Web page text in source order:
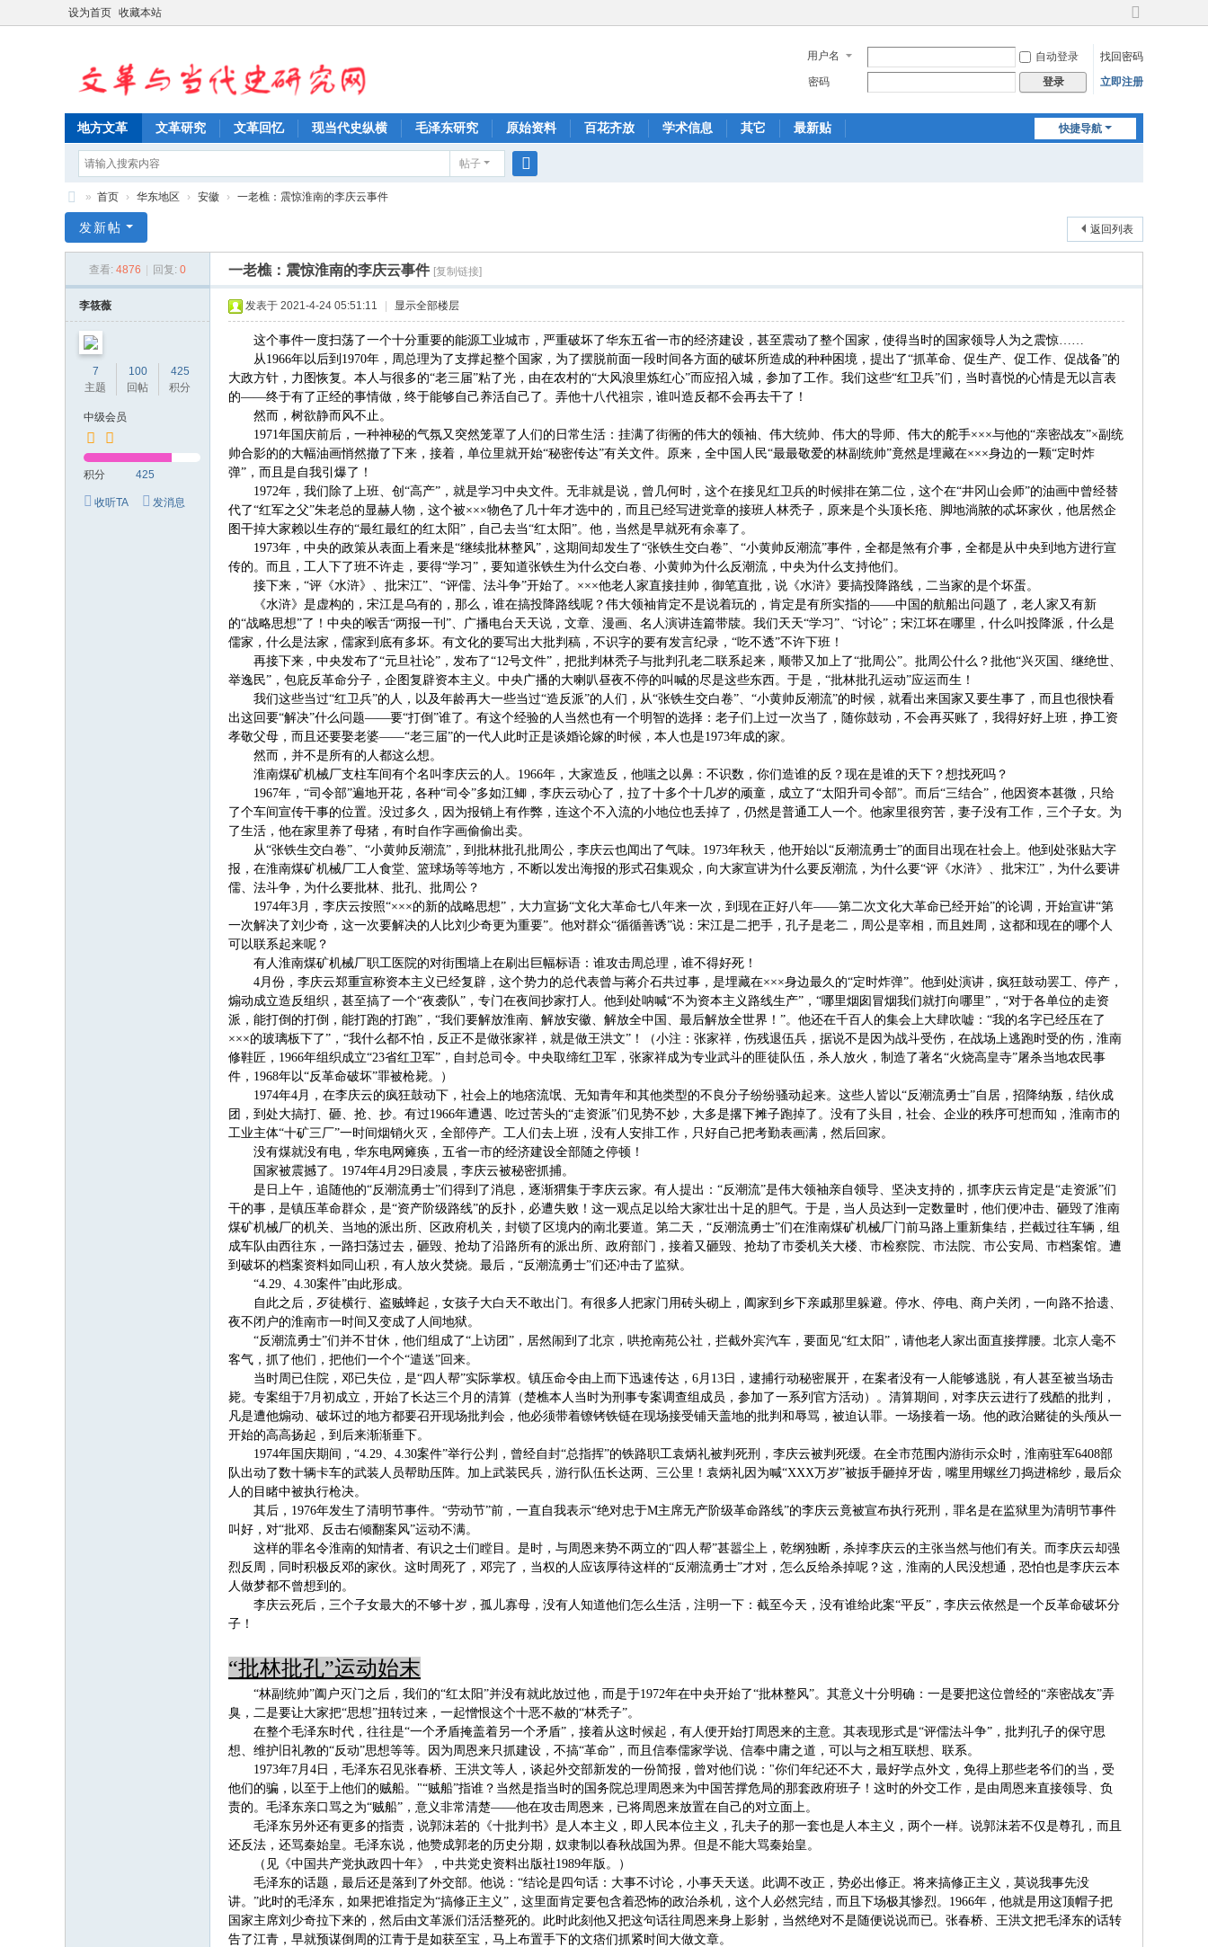
设为首页 收藏本站
切
到
宽
用户名 自动登录
找回密码
密码
登录 立即注册
快捷导航
地方文革 文革研究 文革回忆 现当代史纵横 毛泽东研究 原始资料 百花齐放 学术信息 其它 最新贴
帖子
革
» 首页 › 华东地区 › 安徽 › 一老樵：震惊淮南的李庆云事件
返回列表
发新帖
查看: 4876 回复: 0 一老樵：震惊淮南的李庆云事件 [复制链接]
李筱薇
7
主题
100
回帖
425
积分
中级会员
积分 425
收听TA 发消息
发表于 2021-4-24 05:51:11 显示全部楼层
这个事件一度扫荡了一个十分重要的能源工业城市，严重破坏了华东五省一市的经济建设，甚至震动了整个国家，使得当时的国家领导人为之震惊……
从1966年以后到1970年，周总理为了支撑起整个国家，为了摆脱前面一段时间各方面的破坏所造成的种种困境，提出了“抓革命、促生产、促工作、促战备”的
大政方针，力图恢复。本人与很多的“老三届”粘了光，由在农村的“大风浪里炼红心”而应招入城，参加了工作。我们这些“红卫兵”们，当时喜悦的心情是无以言表
的——终于有了正经的事情做，终于能够自己养活自己了。弄他十八代祖宗，谁叫造反都不会再去干了！
然而，树欲静而风不止。
1971年国庆前后，一种神秘的气氛又突然笼罩了人们的日常生活：挂满了街衕的伟大的领袖、伟大统帅、伟大的导师、伟大的舵手×××与他的“亲密战友”×副统
帅合影的的大幅油画悄然撤了下来，接着，单位里就开始“秘密传达”有关文件。原来，全中国人民“最最敬爱的林副统帅”竟然是埋藏在×××身边的一颗“定时炸
弹”，而且是自我引爆了！
1972年，我们除了上班、创“高产”，就是学习中央文件。无非就是说，曾几何时，这个在接见红卫兵的时候排在第二位，这个在“井冈山会师”的油画中曾经替
代了“红军之父”朱老总的显赫人物，这个被×××物色了几十年才选中的，而且已经写进党章的接班人林秃子，原来是个头顶长疮、脚地淌脓的忒坏家伙，他居然企
图干掉大家赖以生存的“最红最红的红太阳”，自己去当“红太阳”。他，当然是早就死有余辜了。
1973年，中央的政策从表面上看来是“继续批林整风”，这期间却发生了“张铁生交白卷”、“小黄帅反潮流”事件，全都是煞有介事，全都是从中央到地方进行宣
传的。而且，工人下了班不许走，要得“学习”，要知道张铁生为什么交白卷、小黄帅为什么反潮流，中央为什么支持他们。
接下来，“评《水浒》、批宋江”、“评儒、法斗争”开始了。×××他老人家直接挂帅，御笔直批，说《水浒》要搞投降路线，二当家的是个坏蛋。
《水浒》是虚构的，宋江是乌有的，那么，谁在搞投降路线呢？伟大领袖肯定不是说着玩的，肯定是有所实指的——中国的航船出问题了，老人家又有新
的“战略思想”了！中央的喉舌“两报一刊”、广播电台天天说，文章、漫画、名人演讲连篇带牍。我们天天“学习”、“讨论”；宋江坏在哪里，什么叫投降派，什么是
儒家，什么是法家，儒家到底有多坏。有文化的要写出大批判稿，不识字的要有发言纪录，“吃不透”不许下班！
再接下来，中央发布了“元旦社论”，发布了“12号文件”，把批判林秃子与批判孔老二联系起来，顺带又加上了“批周公”。批周公什么？批他“兴灭国、继绝世、
举逸民”，包庇反革命分子，企图复辟资本主义。中央广播的大喇叭昼夜不停的叫喊的尽是这些东西。于是，“批林批孔运动”应运而生！
我们这些当过“红卫兵”的人，以及年龄再大一些当过“造反派”的人们，从“张铁生交白卷”、“小黄帅反潮流”的时候，就看出来国家又要生事了，而且也很快看
出这回要“解决”什么问题——要“打倒”谁了。有这个经验的人当然也有一个明智的选择：老子们上过一次当了，随你鼓动，不会再买账了，我得好好上班，挣工资
孝敬父母，而且还要娶老婆——“老三届”的一代人此时正是谈婚论嫁的时候，本人也是1973年成的家。
然而，并不是所有的人都这么想。
淮南煤矿机械厂支柱车间有个名叫李庆云的人。1966年，大家造反，他嗤之以鼻：不识数，你们造谁的反？现在是谁的天下？想找死吗？
1967年，“司令部”遍地开花，各种“司令”多如江鲫，李庆云动心了，拉了十多个十几岁的顽童，成立了“太阳升司令部”。而后“三结合”，他因资本甚微，只给
了个车间宣传干事的位置。没过多久，因为报销上有作弊，连这个不入流的小地位也丢掉了，仍然是普通工人一个。他家里很穷苦，妻子没有工作，三个子女。为
了生活，他在家里养了母猪，有时自作字画偷偷出卖。
从“张铁生交白卷”、“小黄帅反潮流”，到批林批孔批周公，李庆云也闻出了气味。1973年秋天，他开始以“反潮流勇士”的面目出现在社会上。他到处张贴大字
报，在淮南煤矿机械厂工人食堂、篮球场等等地方，不断以发出海报的形式召集观众，向大家宣讲为什么要反潮流，为什么要“评《水浒》、批宋江”，为什么要讲
儒、法斗争，为什么要批林、批孔、批周公？
1974年3月，李庆云按照“×××的新的战略思想”，大力宣扬“文化大革命七八年来一次，到现在正好八年——第二次文化大革命已经开始”的论调，开始宣讲“第
一次解决了刘少奇，这一次要解决的人比刘少奇更为重要”。他对群众“循循善诱”说：宋江是二把手，孔子是老二，周公是宰相，而且姓周，这都和现在的哪个人
可以联系起来呢？
有人淮南煤矿机械厂职工医院的对街围墙上在刷出巨幅标语：谁攻击周总理，谁不得好死！
4月份，李庆云郑重宣称资本主义已经复辟，这个势力的总代表曾与蒋介石共过事，是埋藏在×××身边最久的“定时炸弹”。他到处演讲，疯狂鼓动罢工、停产，
煽动成立造反组织，甚至搞了一个“夜袭队”，专门在夜间抄家打人。他到处呐喊“不为资本主义路线生产”，“哪里烟囱冒烟我们就打向哪里”，“对于各单位的走资
派，能打倒的打倒，能打跑的打跑”，“我们要解放淮南、解放安徽、解放全中国、最后解放全世界！”。他还在千百人的集会上大肆吹嘘：“我的名字已经压在了
×××的玻璃板下了”，“我什么都不怕，反正不是做张家祥，就是做王洪文”！（小注：张家祥，伤残退伍兵，据说不是因为战斗受伤，在战场上逃跑时受的伤，淮南
修鞋匠，1966年组织成立“23省红卫军”，自封总司令。中央取缔红卫军，张家祥成为专业武斗的匪徒队伍，杀人放火，制造了著名“火烧高皇寺”屠杀当地农民事
件，1968年以“反革命破坏”罪被枪毙。）
1974年4月，在李庆云的疯狂鼓动下，社会上的地痞流氓、无知青年和其他类型的不良分子纷纷骚动起来。这些人皆以“反潮流勇士”自居，招降纳叛，结伙成
团，到处大搞打、砸、抢、抄。有过1966年遭遇、吃过苦头的“走资派”们见势不妙，大多是撂下摊子跑掉了。没有了头目，社会、企业的秩序可想而知，淮南市的
工业主体“十矿三厂”一时间烟销火灭，全部停产。工人们去上班，没有人安排工作，只好自己把考勤表画满，然后回家。
没有煤就没有电，华东电网瘫痪，五省一市的经济建设全部随之停顿！
国家被震撼了。1974年4月29日凌晨，李庆云被秘密抓捕。
是日上午，追随他的“反潮流勇士”们得到了消息，逐渐猬集于李庆云家。有人提出：“反潮流”是伟大领袖亲自领导、坚决支持的，抓李庆云肯定是“走资派”们
干的事，是镇压革命群众，是“资产阶级路线”的反扑，必遭失败！这一观点足以给大家壮出十足的胆气。于是，当人员达到一定数量时，他们便冲击、砸毁了淮南
煤矿机械厂的机关、当地的派出所、区政府机关，封锁了区境内的南北要道。第二天，“反潮流勇士”们在淮南煤矿机械厂门前马路上重新集结，拦截过往车辆，组
成车队由西往东，一路扫荡过去，砸毁、抢劫了沿路所有的派出所、政府部门，接着又砸毁、抢劫了市委机关大楼、市检察院、市法院、市公安局、市档案馆。遭
到破坏的档案资料如同山积，有人放火焚烧。最后，“反潮流勇士”们还冲击了监狱。
“4.29、4.30案件”由此形成。
自此之后，歹徒横行、盗贼蜂起，女孩子大白天不敢出门。有很多人把家门用砖头砌上，阖家到乡下亲戚那里躲避。停水、停电、商户关闭，一向路不拾遗、
夜不闭户的淮南市一时间又变成了人间地狱。
“反潮流勇士”们并不甘休，他们组成了“上访团”，居然闹到了北京，哄抢南苑公社，拦截外宾汽车，要面见“红太阳”，请他老人家出面直接撑腰。北京人毫不
客气，抓了他们，把他们一个个“遣送”回来。
当时周已住院，邓已失位，是“四人帮”实际掌权。镇压命令由上而下迅速传达，6月13日，逮捕行动秘密展开，在案者没有一人能够逃脱，有人甚至被当场击
毙。专案组于7月初成立，开始了长达三个月的清算（楚樵本人当时为刑事专案调查组成员，参加了一系列官方活动）。清算期间，对李庆云进行了残酷的批判，
凡是遭他煽动、破坏过的地方都要召开现场批判会，他必须带着镣铐铁链在现场接受铺天盖地的批判和辱骂，被迫认罪。一场接着一场。他的政治赌徒的头颅从一
开始的高高扬起，到后来渐渐垂下。
1974年国庆期间，“4.29、4.30案件”举行公判，曾经自封“总指挥”的铁路职工袁炳礼被判死刑，李庆云被判死缓。在全市范围内游街示众时，淮南驻军6408部
队出动了数十辆卡车的武装人员帮助压阵。加上武装民兵，游行队伍长达两、三公里！袁炳礼因为喊“XXX万岁”被扳手砸掉牙齿，嘴里用螺丝刀捣进棉纱，最后众
人的目睹中被执行枪决。
其后，1976年发生了清明节事件。“劳动节”前，一直自我表示“绝对忠于M主席无产阶级革命路线”的李庆云竟被宣布执行死刑，罪名是在监狱里为清明节事件
叫好，对“批邓、反击右倾翻案风”运动不满。
这样的罪名令淮南的知情者、有识之士们瞠目。是时，与周恩来势不两立的“四人帮”甚嚣尘上，乾纲独断，杀掉李庆云的主张当然与他们有关。而李庆云却强
烈反周，同时积极反邓的家伙。这时周死了，邓完了，当权的人应该厚待这样的“反潮流勇士”才对，怎么反给杀掉呢？这，淮南的人民没想通，恐怕也是李庆云本
人做梦都不曾想到的。
李庆云死后，三个子女最大的不够十岁，孤儿寡母，没有人知道他们怎么生活，注明一下：截至今天，没有谁给此案“平反”，李庆云依然是一个反革命破坏分
子！
“批林批孔”运动始末
“林副统帅”阖户灭门之后，我们的“红太阳”并没有就此放过他，而是于1972年在中央开始了“批林整风”。其意义十分明确：一是要把这位曾经的“亲密战友”弄
臭，二是要让大家把“思想”扭转过来，一起憎恨这个十恶不赦的“林秃子”。
在整个毛泽东时代，往往是“一个矛盾掩盖着另一个矛盾”，接着从这时候起，有人便开始打周恩来的主意。其表现形式是“评儒法斗争”，批判孔子的保守思
想、维护旧礼教的“反动”思想等等。因为周恩来只抓建设，不搞“革命”，而且信奉儒家学说、信奉中庸之道，可以与之相互联想、联系。
1973年7月4日，毛泽东召见张春桥、王洪文等人，谈起外交部新发的一份简报，曾对他们说："你们年纪还不大，最好学点外文，免得上那些老爷们的当，受
他们的骗，以至于上他们的贼船。"“贼船”指谁？当然是指当时的国务院总理周恩来为中国苦撑危局的那套政府班子！这时的外交工作，是由周恩来直接领导、负
责的。毛泽东亲口骂之为“贼船”，意义非常清楚——他在攻击周恩来，已将周恩来放置在自己的对立面上。
毛泽东另外还有更多的指责，说郭沫若的《十批判书》是人本主义，即人民本位主义，孔夫子的那一套也是人本主义，两个一样。说郭沫若不仅是尊孔，而且
还反法，还骂秦始皇。毛泽东说，他赞成郭老的历史分期，奴隶制以春秋战国为界。但是不能大骂秦始皇。
（见《中国共产党执政四十年》，中共党史资料出版社1989年版。）
毛泽东的话题，最后还是落到了外交部。他说：“结论是四句话：大事不讨论，小事天天送。此调不改正，势必出修正。将来搞修正主义，莫说我事先没
讲。”此时的毛泽东，如果把谁指定为“搞修正主义”，这里面肯定要包含着恐怖的政治杀机，这个人必然完结，而且下场极其惨烈。1966年，他就是用这顶帽子把
国家主席刘少奇拉下来的，然后由文革派们活活整死的。此时此刻他又把这句话往周恩来身上影射，当然绝对不是随便说说而已。张春桥、王洪文把毛泽东的话转
告了江青，早就预谋倒周的江青于是如获至宝，马上布置手下的文痞们抓紧时间大做文章。